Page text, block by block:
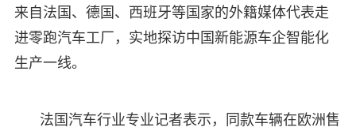
来自法国、德国、西班牙等国家的外籍媒体代表走
进零跑汽车工厂，实地探访中国新能源车企智能化
生产一线。
法国汽车行业专业记者表示，同款车辆在欧洲售